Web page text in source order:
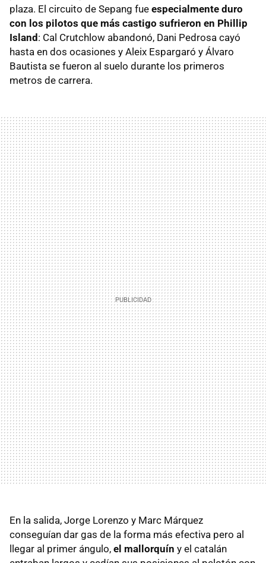
plaza. El circuito de Sepang fue especialmente duro
con los pilotos que más castigo sufrieron en Phillip
Island: Cal Crutchlow abandonó, Dani Pedrosa cayó
hasta en dos ocasiones y Aleix Espargaró y Álvaro
Bautista se fueron al suelo durante los primeros
metros de carrera.
En la salida, Jorge Lorenzo y Marc Márquez
conseguían dar gas de la forma más efectiva pero al
llegar al primer ángulo, el mallorquín y el catalán